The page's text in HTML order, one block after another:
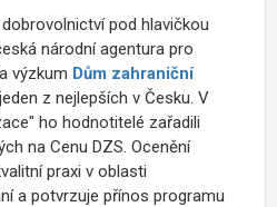
pod hlavičkou
národní agentura pro
výzkum Dům zahraniční
z nejlepších v Česku. V
ho hodnotitelé zařadili
na Cenu DZS. Ocenění
praxi v oblasti
a potvrzuje přínos programu